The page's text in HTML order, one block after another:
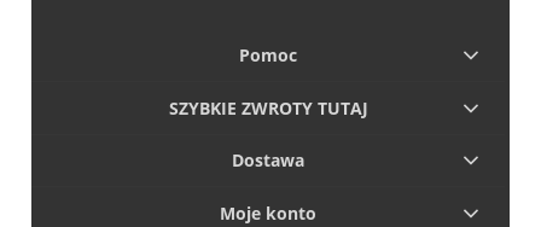
Pomoc
SZYBKIE ZWROTY TUTAJ
Dostawa
Moje konto